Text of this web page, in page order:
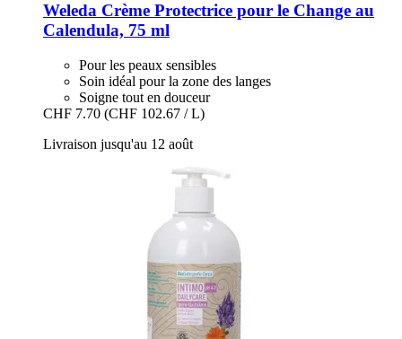
Weleda Crème Protectrice pour le Change au
Calendula, 75 ml
Pour les peaux sensibles
Soin idéal pour la zone des langes
Soigne tout en douceur
CHF 7.70 (CHF 102.67 / L)
Livraison jusqu'au 12 août